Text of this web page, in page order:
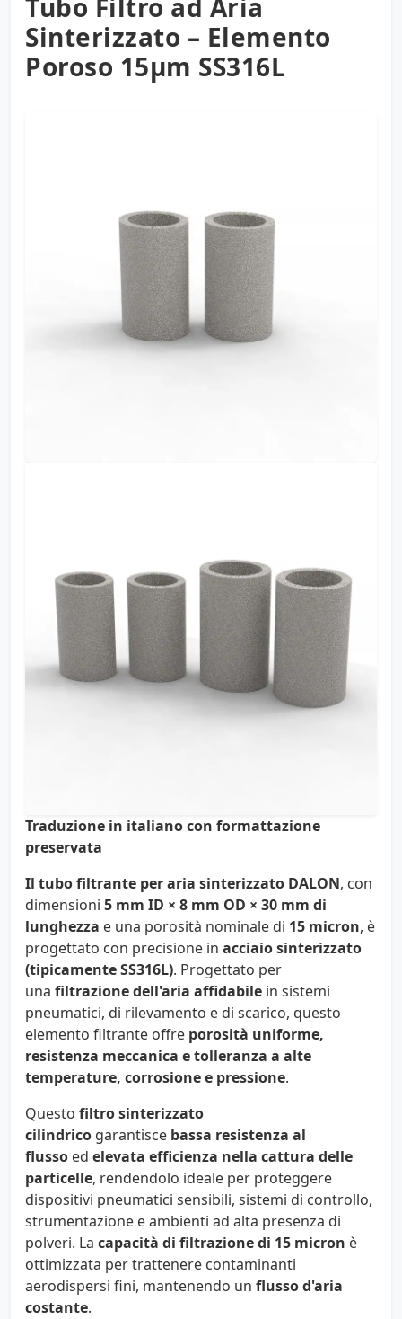
Tubo Filtro ad Aria
Sinterizzato – Elemento
Poroso 15µm SS316L
Traduzione in italiano con formattazione
preservata
Il tubo filtrante per aria sinterizzato DALON, con
dimensioni 5 mm ID × 8 mm OD × 30 mm di
lunghezza e una porosità nominale di 15 micron, è
progettato con precisione in acciaio sinterizzato
(tipicamente SS316L). Progettato per
una filtrazione dell'aria affidabile in sistemi
pneumatici, di rilevamento e di scarico, questo
elemento filtrante offre porosità uniforme,
resistenza meccanica e tolleranza a alte
temperature, corrosione e pressione.
Questo filtro sinterizzato
cilindrico garantisce bassa resistenza al
flusso ed elevata efficienza nella cattura delle
particelle, rendendolo ideale per proteggere
dispositivi pneumatici sensibili, sistemi di controllo,
strumentazione e ambienti ad alta presenza di
polveri. La capacità di filtrazione di 15 micron è
ottimizzata per trattenere contaminanti
aerodispersi fini, mantenendo un flusso d'aria
costante.